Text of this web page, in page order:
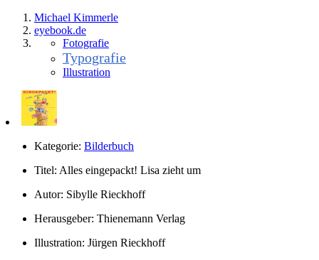
Michael Kimmerle
eyebook.de
Fotografie
Typografie
Illustration
Kategorie: Bilderbuch
Titel: Alles eingepackt! Lisa zieht um
Autor: Sibylle Rieckhoff
Herausgeber: Thienemann Verlag
Illustration: Jürgen Rieckhoff